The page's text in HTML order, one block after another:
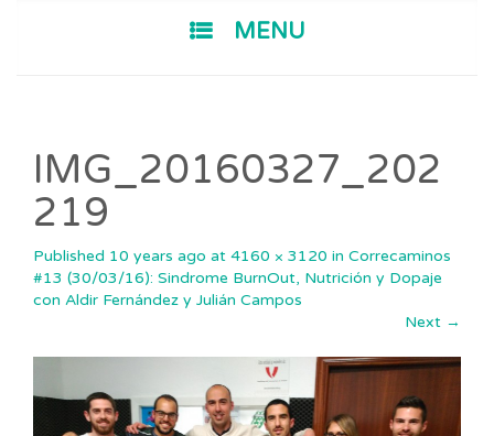
MENU
IMG_20160327_202
219
Published 10 years ago at 4160 × 3120 in Correcaminos
#13 (30/03/16): Sindrome BurnOut, Nutrición y Dopaje
con Aldir Fernández y Julián Campos
Next →